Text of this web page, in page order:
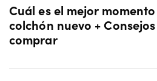
Cuál es el mejor
colchón nuevo +
comprar